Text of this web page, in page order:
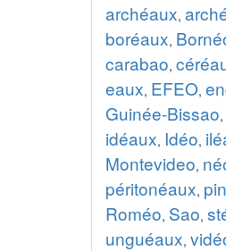
archéaux,
boréaux,
carabao,
eaux, EFEO,
Guinée-Bissao,
idéaux, Idéo,
Montevideo,
péritonéaux,
Roméo, Sao,
unguéaux,